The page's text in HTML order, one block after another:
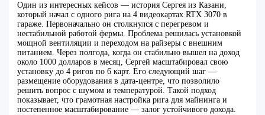
Один из интересных кейсов — история Сергея из Казани,
который начал с одного рига на 4 видеокартах RTX 3070 в
гараже. Первоначально он столкнулся с перегревом и
нестабильной работой фермы. Проблема решилась установкой
мощной вентиляции и переходом на райзеры с внешним
питанием. Через полгода, когда он стабильно вышел на доход
около 1000 долларов в месяц, Сергей масштабировал свою
установку до 4 ригов по 6 карт. Его следующий шаг —
размещение оборудования в дата-центре, что позволило
решить вопрос с шумом и температурой. Такой подход
показывает, что грамотная настройка рига для майнинга и
постепенное масштабирование — залог устойчивого дохода.